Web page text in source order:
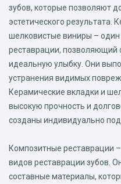
зубов, которые позволяют
эстетического результата.
шелковистые виниры –
реставрации, позволяющий
идеальную улыбку. Они
устранения видимых
Керамические вкладки и
высокую прочность и
созданы индивидуально
Композитные реставрации
видов реставрации зубов.
составные материалы,